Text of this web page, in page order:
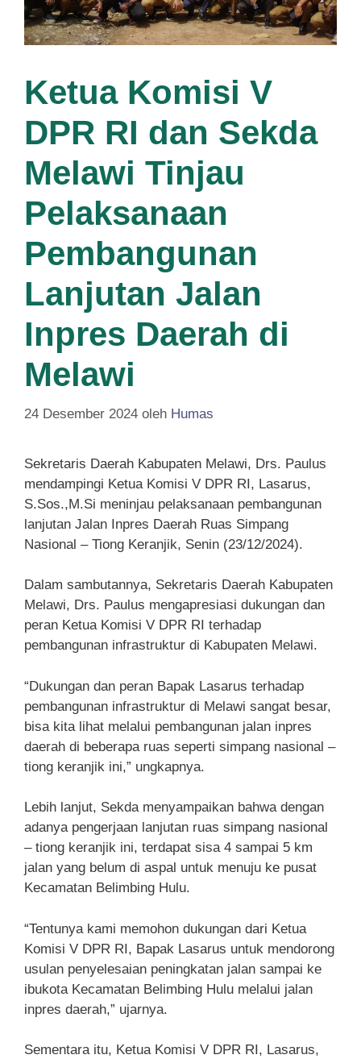
Ketua Komisi V
DPR RI dan Sekda
Melawi Tinjau
Pelaksanaan
Pembangunan
Lanjutan Jalan
Inpres Daerah di
Melawi
24 Desember 2024 oleh Humas
Sekretaris Daerah Kabupaten Melawi, Drs. Paulus
mendampingi Ketua Komisi V DPR RI, Lasarus,
S.Sos.,M.Si meninjau pelaksanaan pembangunan
lanjutan Jalan Inpres Daerah Ruas Simpang
Nasional – Tiong Keranjik, Senin (23/12/2024).
Dalam sambutannya, Sekretaris Daerah Kabupaten
Melawi, Drs. Paulus mengapresiasi dukungan dan
peran Ketua Komisi V DPR RI terhadap
pembangunan infrastruktur di Kabupaten Melawi.
“Dukungan dan peran Bapak Lasarus terhadap
pembangunan infrastruktur di Melawi sangat besar,
bisa kita lihat melalui pembangunan jalan inpres
daerah di beberapa ruas seperti simpang nasional –
tiong keranjik ini,” ungkapnya.
Lebih lanjut, Sekda menyampaikan bahwa dengan
adanya pengerjaan lanjutan ruas simpang nasional
– tiong keranjik ini, terdapat sisa 4 sampai 5 km
jalan yang belum di aspal untuk menuju ke pusat
Kecamatan Belimbing Hulu.
“Tentunya kami memohon dukungan dari Ketua
Komisi V DPR RI, Bapak Lasarus untuk mendorong
usulan penyelesaian peningkatan jalan sampai ke
ibukota Kecamatan Belimbing Hulu melalui jalan
inpres daerah,” ujarnya.
Sementara itu, Ketua Komisi V DPR RI, Lasarus,